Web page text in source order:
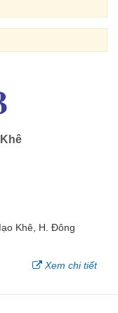
Khê, H. Đông
Xem chi tiết